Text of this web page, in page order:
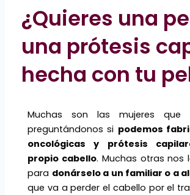
¿Quieres una
una prótesis
hecha con tu
Muchas son las mujeres que
preguntándonos si podemos
oncológicas y prótesis
propio cabello. Muchas otras nos
para donárselo a un familiar o a
que va a perder el cabello por el